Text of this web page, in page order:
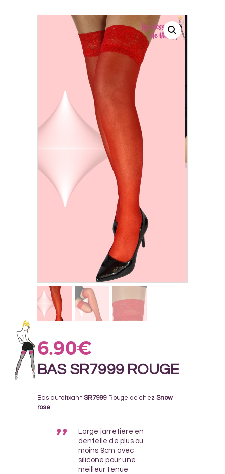
6.90€
BAS SR7999 ROUGE
Bas autofixant SR7999 Rouge de chezSnow
rose.
Large jarretière en
dentelle de plus ou
moins 9cm avec
silicone pour une
meilleur tenue